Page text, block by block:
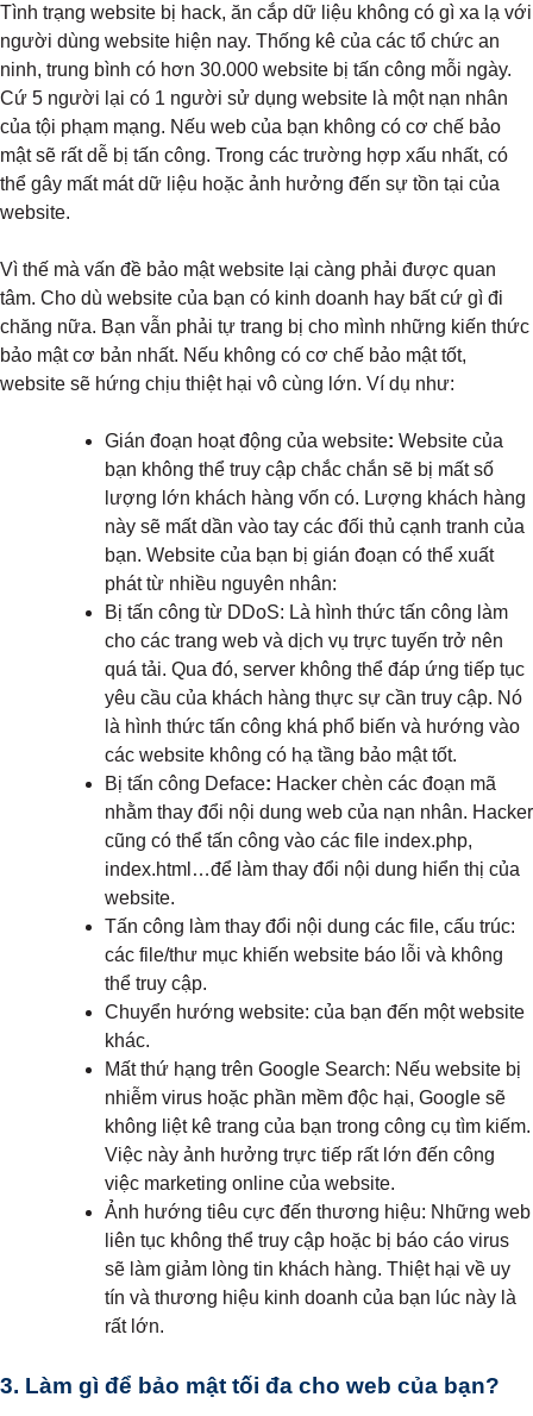
Tình trạng website bị hack, ăn cắp dữ liệu không có gì xa lạ với
người dùng website hiện nay. Thống kê của các tổ chức an
ninh, trung bình có hơn 30.000 website bị tấn công mỗi ngày.
Cứ 5 người lại có 1 người sử dụng website là một nạn nhân
của tội phạm mạng. Nếu web của bạn không có cơ chế bảo
mật sẽ rất dễ bị tấn công. Trong các trường hợp xấu nhất, có
thể gây mất mát dữ liệu hoặc ảnh hưởng đến sự tồn tại của
website.
Vì thế mà vấn đề bảo mật website lại càng phải được quan
tâm. Cho dù website của bạn có kinh doanh hay bất cứ gì đi
chăng nữa. Bạn vẫn phải tự trang bị cho mình những kiến thức
bảo mật cơ bản nhất. Nếu không có cơ chế bảo mật tốt,
website sẽ hứng chịu thiệt hại vô cùng lớn. Ví dụ như:
Gián đoạn hoạt động của website: Website của
bạn không thể truy cập chắc chắn sẽ bị mất số
lượng lớn khách hàng vốn có. Lượng khách hàng
này sẽ mất dần vào tay các đối thủ cạnh tranh của
bạn. Website của bạn bị gián đoạn có thể xuất
phát từ nhiều nguyên nhân:
Bị tấn công từ DDoS: Là hình thức tấn công làm
cho các trang web và dịch vụ trực tuyến trở nên
quá tải. Qua đó, server không thể đáp ứng tiếp tục
yêu cầu của khách hàng thực sự cần truy cập. Nó
là hình thức tấn công khá phổ biến và hướng vào
các website không có hạ tầng bảo mật tốt.
Bị tấn công Deface: Hacker chèn các đoạn mã
nhằm thay đổi nội dung web của nạn nhân. Hacker
cũng có thể tấn công vào các file index.php,
index.html…để làm thay đổi nội dung hiển thị của
website.
Tấn công làm thay đổi nội dung các file, cấu trúc:
các file/thư mục khiến website báo lỗi và không
thể truy cập.
Chuyển hướng website: của bạn đến một website
khác.
Mất thứ hạng trên Google Search: Nếu website bị
nhiễm virus hoặc phần mềm độc hại, Google sẽ
không liệt kê trang của bạn trong công cụ tìm kiếm.
Việc này ảnh hưởng trực tiếp rất lớn đến công
việc marketing online của website.
Ảnh hướng tiêu cực đến thương hiệu: Những web
liên tục không thể truy cập hoặc bị báo cáo virus
sẽ làm giảm lòng tin khách hàng. Thiệt hại về uy
tín và thương hiệu kinh doanh của bạn lúc này là
rất lớn.
3. Làm gì để bảo mật tối đa cho web của bạn?